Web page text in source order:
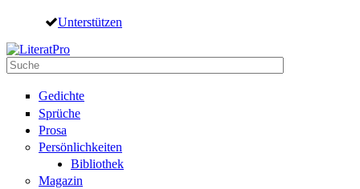
Direkt zum Inhalt
Unterstützen
Suche
Gedichte
Sprüche
Prosa
Persönlichkeiten
Bibliothek
Magazin